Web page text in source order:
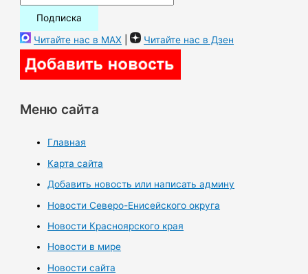
Читайте нас в MAX | Читайте нас в Дзен
Меню сайта
Главная
Карта сайта
Добавить новость или написать админу
Новости Северо-Енисейского округа
Новости Красноярского края
Новости в мире
Новости сайта